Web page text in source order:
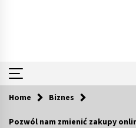
Popularne
Home Biznes
Pozwól nam zmienić zakupy